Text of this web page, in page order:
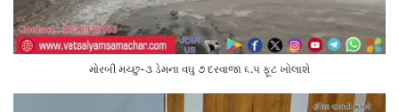
મોરબી મચ્છુ-૩ ડેમના વઘુ ૭ દરવાજા ૬.૫ ફૂટ ખોલાશે